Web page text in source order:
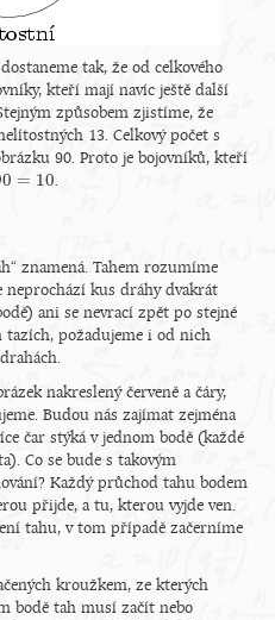
tak, že od celkového
kteří mají navíc ještě další
způsobem zjistíme, že
13. Celkový počet s
90. Proto je bojovníků, kteří
= 10
10 .
znamená. Tahem rozumíme
neprochází kus dráhy dvakrát
ani se nevrací zpět po stejné
tazích, požadujeme i od nich
nakreslený červeně a čáry,
Budou nás zajímat zejména
čar stýká v jednom bodě (každé
Co se bude s takovým
Každý průchod tahu bodem
přijde, a tu, kterou vyjde ven.
tahu, v tom případě začerníme
kroužkem, ze kterých
bodě tah musí začít nebo